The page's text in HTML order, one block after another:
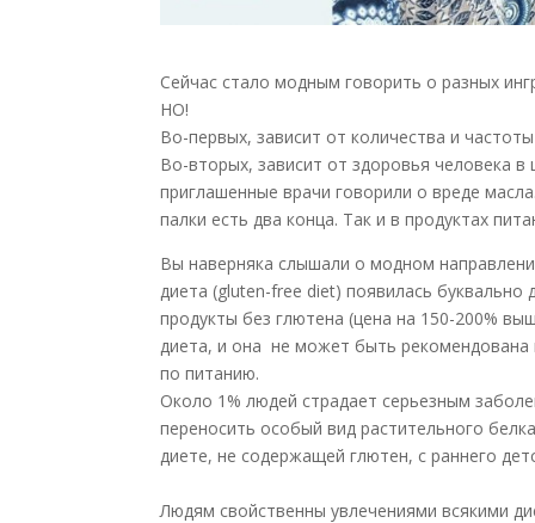
Сейчас стало модным говорить о разных
НО!
Во-первых, зависит от количества и
Во-вторых, зависит от здоровья человека
приглашенные врачи говорили о вреде
палки есть два конца. Так и в продуктах
Вы наверняка слышали о модном
диета (gluten-free diet) появилась буквально
продукты без глютена (цена на 150-200%
диета, и она не может быть рекомендована
по питанию.
Около 1% людей страдает серьезным
переносить особый вид растительного
диете, не содержащей глютен, с раннего
Людям свойственны увлечениями всякими